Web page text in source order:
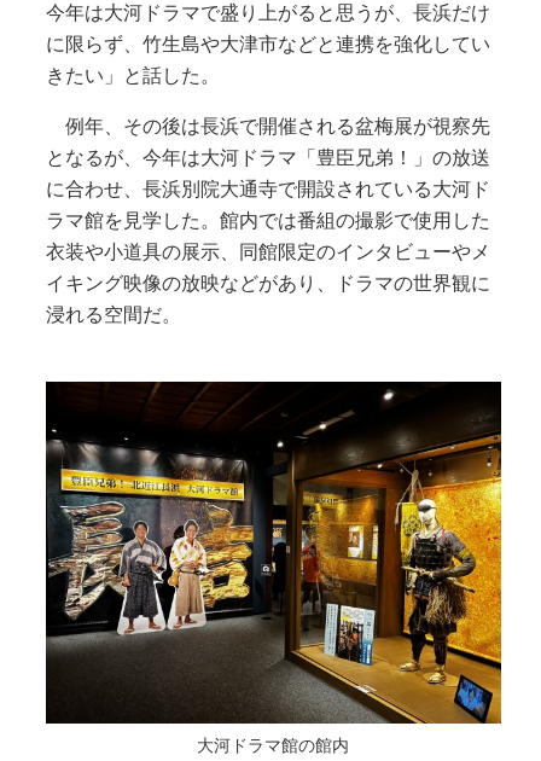
今年は大河ドラマで盛り上がると思うが、長浜だけ
に限らず、竹生島や大津市などと連携を強化してい
きたい」と話した。
例年、その後は長浜で開催される盆梅展が視察先
となるが、今年は大河ドラマ「豊臣兄弟！」の放送
に合わせ、長浜別院大通寺で開設されている大河ド
ラマ館を見学した。館内では番組の撮影で使用した
衣装や小道具の展示、同館限定のインタビューやメ
イキング映像の放映などがあり、ドラマの世界観に
浸れる空間だ。
大河ドラマ館の館内